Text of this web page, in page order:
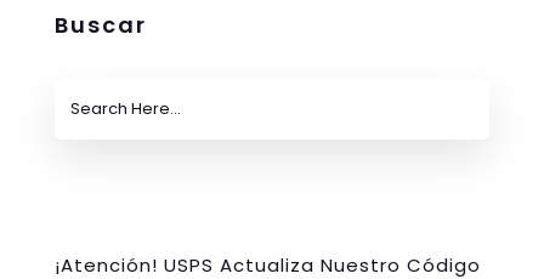
Buscar
¡Atención! USPS Actualiza Nuestro Código